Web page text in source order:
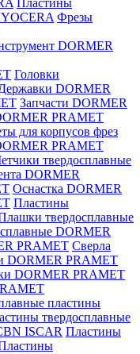
Пластины
Фрезы
DORMER
Головки
DORMER
Запчасти DORMER
PRAMET
для корпусов фрез
PRAMET
твердосплавные
DORMER
Оснастка DORMER
Пластины
твердосплавные
DORMER
PRAMET Сверла
DORMER PRAMET
DORMER PRAMET
пластины
твердосплавные
ISCAR Пластины